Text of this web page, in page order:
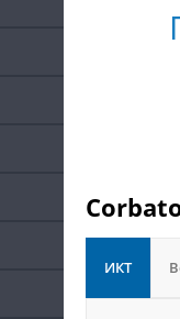
ИКТ